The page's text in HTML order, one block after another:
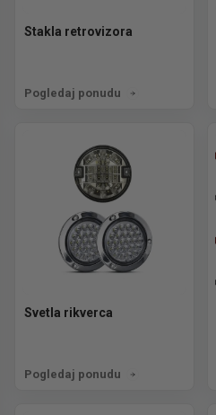
Stakla retrovizora
Pogledaj ponudu
Svetla rikverca
Pogledaj ponudu